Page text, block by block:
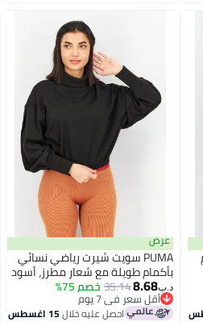
عرض
PUMA سويت شيرت رياضي نسائي
بأكمام طويلة مع شعار مطرز، أسود
8.68
35.14خصم 75%
أقل سعر في 7 يوم
أقل سعر في 7 يوماحصل عليه خلال15 اغسطس